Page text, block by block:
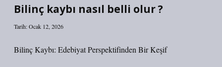
Bilinç kaybı nasıl belli olur ?
Tarih: Ocak 12, 2026
Bilinç Kaybı: Edebiyat Perspektifinden Bir Keşif